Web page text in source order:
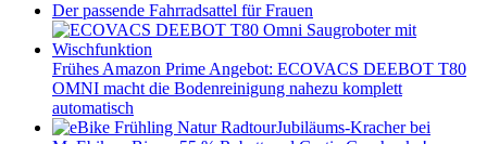
Der passende Fahrradsattel für Frauen
Frühes Amazon Prime Angebot: ECOVACS DEEBOT T80
OMNI macht die Bodenreinigung nahezu komplett
automatisch
Jubiläums-Kracher bei